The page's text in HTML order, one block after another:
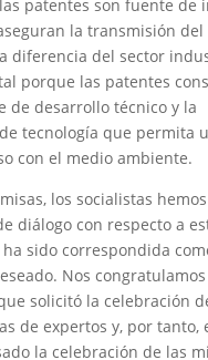
patentes son fuente de
la transmisión del
diferencia del sector
porque las patentes
de desarrollo técnico y la
tecnología que permita
con el medio ambiente.
los socialistas
diálogo con respecto a
sido correspondida
Nos
solicitó la celebración
de expertos y, por tanto,
la celebración de las